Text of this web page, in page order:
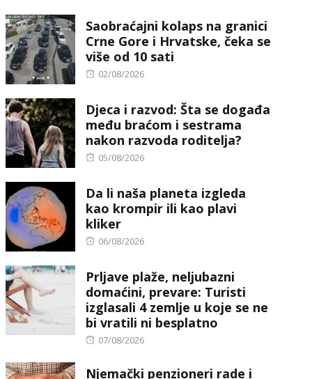
Saobraćajni kolaps na granici
Crne Gore i Hrvatske, čeka se
više od 10 sati
Posted
02/08/2026
Djeca i razvod: Šta se događa
među braćom i sestrama
nakon razvoda roditelja?
Posted
05/08/2026
Da li naša planeta izgleda
kao krompir ili kao plavi
kliker
Posted
06/08/2026
Prljave plaže, neljubazni
domaćini, prevare: Turisti
izglasali 4 zemlje u koje se ne
bi vratili ni besplatno
Posted
07/08/2026
Njemački penzioneri rade i